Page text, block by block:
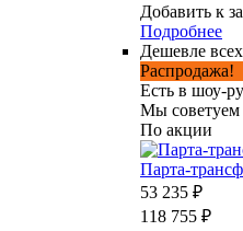
Добавить к
Подробнее
Дешевле
Распродажа!
Есть в шоу-
Мы советуем
По акции
Парта-
53 235 ₽
118 755 ₽